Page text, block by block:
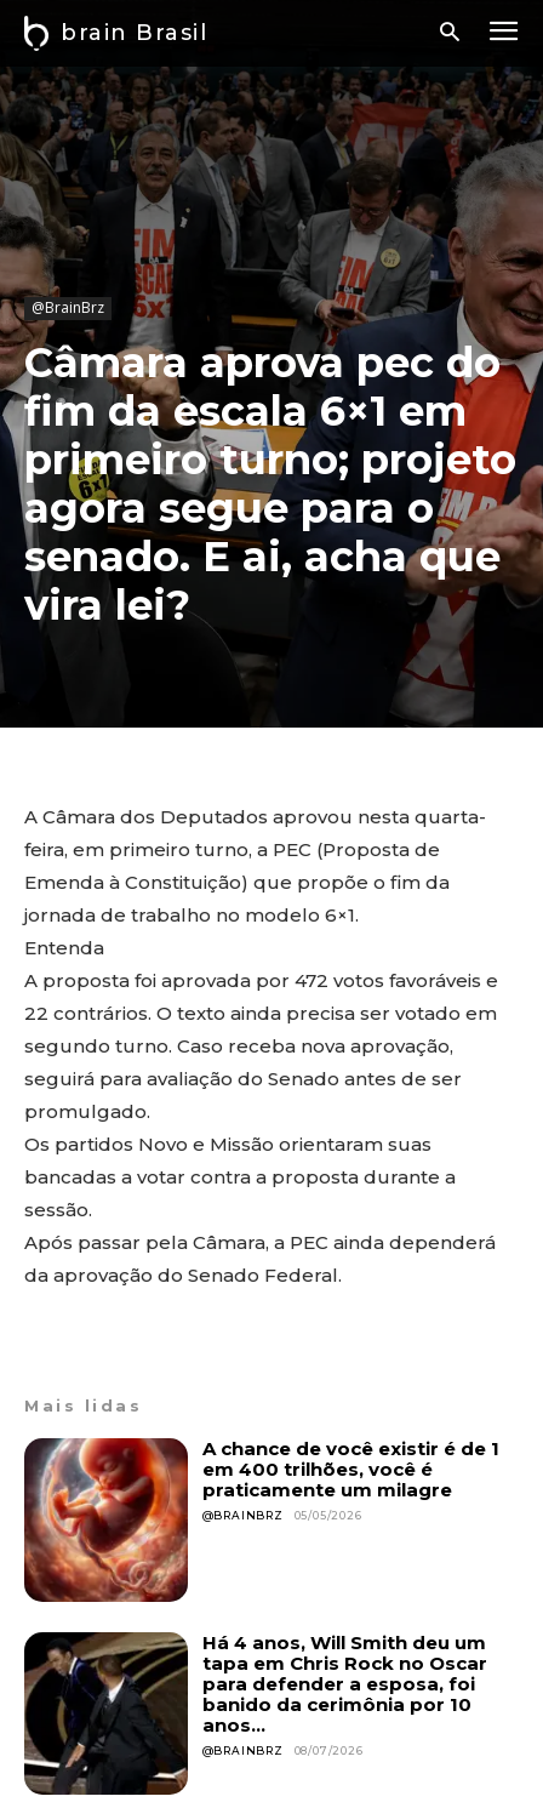
brain Brasil
@BrainBrz
Câmara aprova pec do
fim da escala 6×1 em
primeiro turno; projeto
agora segue para o
senado. E ai, acha que
vira lei?
A Câmara dos Deputados aprovou nesta quarta-
feira, em primeiro turno, a PEC (Proposta de
Emenda à Constituição) que propõe o fim da
jornada de trabalho no modelo 6×1.
Entenda
A proposta foi aprovada por 472 votos favoráveis e
22 contrários. O texto ainda precisa ser votado em
segundo turno. Caso receba nova aprovação,
seguirá para avaliação do Senado antes de ser
promulgado.
Os partidos Novo e Missão orientaram suas
bancadas a votar contra a proposta durante a
sessão.
Após passar pela Câmara, a PEC ainda dependerá
da aprovação do Senado Federal.
Mais lidas
A chance de você existir é de 1
em 400 trilhões, você é
praticamente um milagre
@BRAINBRZ 05/05/2026
Há 4 anos, Will Smith deu um
tapa em Chris Rock no Oscar
para defender a esposa, foi
banido da cerimônia por 10
anos...
@BRAINBRZ 08/07/2026